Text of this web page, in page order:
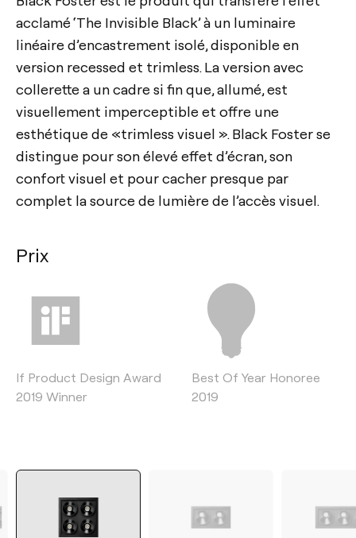
acclamé ‘The Invisible Black’ à un luminaire
linéaire d’encastrement isolé, disponible en
version recessed et trimless. La version avec
collerette a un cadre si fin que, allumé, est
visuellement imperceptible et offre une
esthétique de «trimless visuel ». Black Foster se
distingue pour son élevé effet d’écran, son
confort visuel et pour cacher presque par
complet la source de lumière de l’accès visuel.
Prix
If Product Design Award
2019 Winner
Best Of Year Honoree
2019